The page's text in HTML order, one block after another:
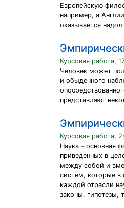
Европейскую
например, а
оказывается
Курсовая работа,
Человек может
и обыденного
представляют
Курсовая работа,
Наука – основная
приведенных в
между собой и
систем, которые в
каждой отрасли
законы, гипотезы,